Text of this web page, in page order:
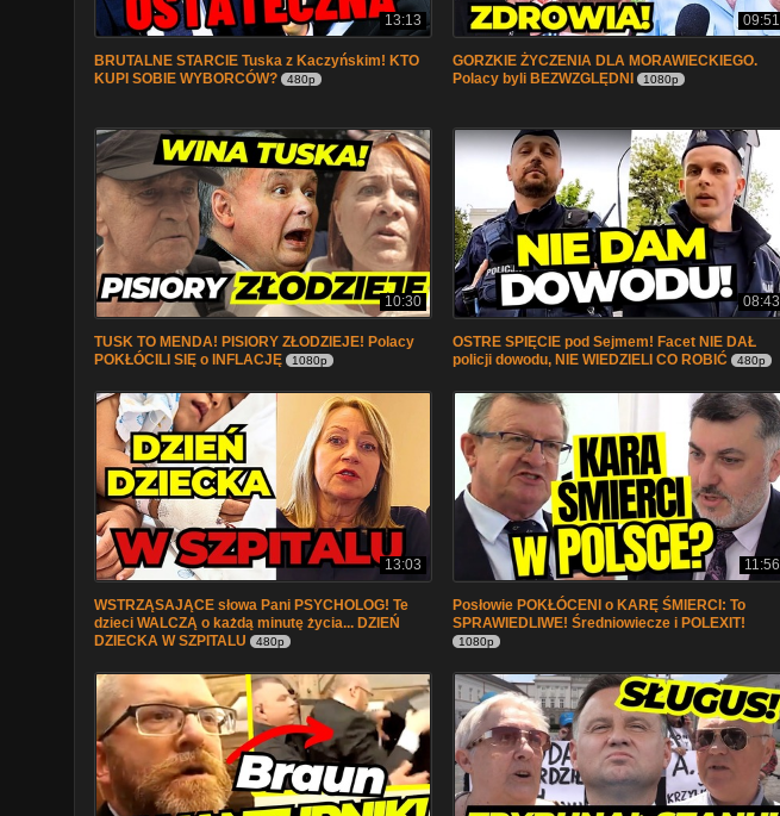
13:13
BRUTALNE STARCIE Tuska z Kaczyńskim! KTO
KUPI SOBIE WYBORCÓW?
480p
09:51
GORZKIE ŻYCZENIA DLA MORAWIECKIEGO.
Polacy byli BEZWZGLĘDNI
1080p
10:30
TUSK TO MENDA! PISIORY ZŁODZIEJE! Polacy
POKŁÓCILI SIĘ o INFLACJĘ
1080p
08:43
OSTRE SPIĘCIE pod Sejmem! Facet NIE DAŁ
policji dowodu, NIE WIEDZIELI CO ROBIĆ
480p
13:03
WSTRZĄSAJĄCE słowa Pani PSYCHOLOG! Te
dzieci WALCZĄ o każdą minutę życia... DZIEŃ
DZIECKA W SZPITALU
480p
11:56
Posłowie POKŁÓCENI o KARĘ ŚMIERCI: To
SPRAWIEDLIWE! Średniowiecze i POLEXIT!
1080p